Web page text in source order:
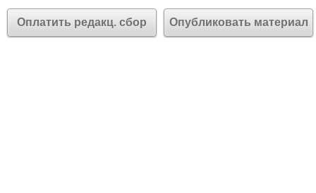
Оплатить редакц. сбор Опубликовать материал